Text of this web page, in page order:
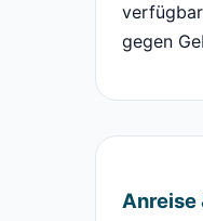
gegen
Anreise